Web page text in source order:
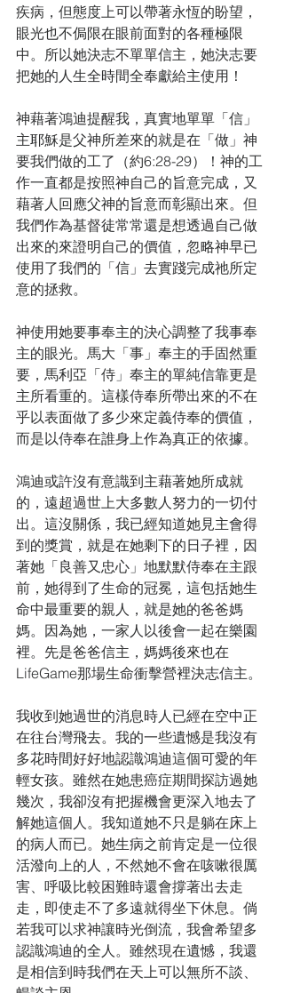
疾病，但態度上可以帶著永恆的盼望，
眼光也不侷限在眼前面對的各種極限
中。所以她決志不單單信主，她決志要
把她的人生全時間全奉獻給主使用！
神藉著鴻迪提醒我，真實地單單「信」
主耶穌是父神所差來的就是在「做」神
要我們做的工了（約6:28-29）！神的工
作一直都是按照神自己的旨意完成，又
藉著人回應父神的旨意而彰顯出來。但
我們作為基督徒常常還是想透過自己做
出來的來證明自己的價值，忽略神早已
使用了我們的「信」去實踐完成祂所定
意的拯救。
神使用她要事奉主的決心調整了我事奉
主的眼光。馬大「事」奉主的手固然重
要，馬利亞「侍」奉主的單純信靠更是
主所看重的。這樣侍奉所帶出來的不在
乎以表面做了多少來定義侍奉的價值，
而是以侍奉在誰身上作為真正的依據。
鴻迪或許沒有意識到主藉著她所成就
的，遠超過世上大多數人努力的一切付
出。這沒關係，我已經知道她見主會得
到的獎賞，就是在她剩下的日子裡，因
著她「良善又忠心」地默默侍奉在主跟
前，她得到了生命的冠冕，這包括她生
命中最重要的親人，就是她的爸爸媽
媽。因為她，一家人以後會一起在樂園
裡。先是爸爸信主，媽媽後來也在
LifeGame那場生命衝擊營裡決志信主。
我收到她過世的消息時人已經在空中正
在往台灣飛去。我的一些遺憾是我沒有
多花時間好好地認識鴻迪這個可愛的年
輕女孩。雖然在她患癌症期間探訪過她
幾次，我卻沒有把握機會更深入地去了
解她這個人。我知道她不只是躺在床上
的病人而已。她生病之前肯定是一位很
活潑向上的人，不然她不會在咳嗽很厲
害、呼吸比較困難時還會撐著出去走
走，即使走不了多遠就得坐下休息。倘
若我可以求神讓時光倒流，我會希望多
認識鴻迪的全人。雖然現在遺憾，我還
是相信到時我們在天上可以無所不談、